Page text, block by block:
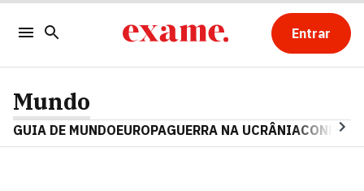
Entrar
Mundo
GUIA DE MUNDOEUROPAGUERRA NA UCRÂNIA